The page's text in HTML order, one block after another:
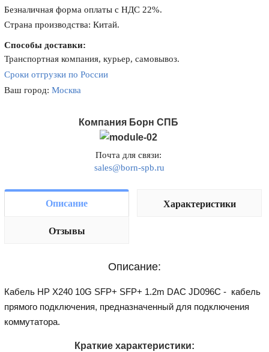
Безналичная форма оплаты с НДС 22%.
Страна производства: Китай.
Способы доставки:
Транспортная компания, курьер, самовывоз.
Сроки отгрузки по России
Ваш город:Москва
Компания Борн СПБ
Почта для связи:
sales@born-spb.ru
Описание Характеристики
Отзывы
Описание:
Кабель HP X240 10G SFP+ SFP+ 1.2m DAC JD096C - кабель
прямого подключения, предназначенный для подключения
коммутатора.
Краткие характеристики: